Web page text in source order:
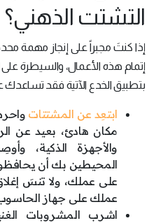
التشتت الذهني؟
إذا كنتَ مجبراً على إنجاز مهمة
إتمام هذه الأعمال، والسيطرة
بتطبيق الخدع الآتية فقد تساعدك
ابتعِد عن المشتتات
مكان هادئ، بعيد عن
والأجهزة الذكية،
المحيطين بك أن
على عملك، ولا تنسَ
عملك على جهاز
اشرب المشروبات